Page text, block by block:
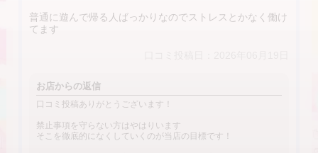
普通に遊んで帰る人ばっかりなのでストレスとかなく働け
てます
お店からの返信
口コミ投稿ありがとうございます！
禁止事項を守らない方はやはりいます
そこを徹底的になくしていくのが当店の目標です！